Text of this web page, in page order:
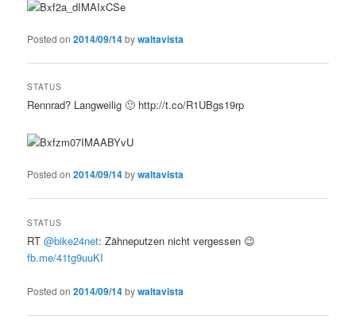
Posted on2014/09/14bywaltavista
STATUS
Rennrad? Langweilig 🙂 http://t.co/R1UBgs19rp
Posted on2014/09/14bywaltavista
STATUS
RT@bike24net: Zähneputzen nicht vergessen 😉
fb.me/41tg9uuKI
Posted on2014/09/14bywaltavista